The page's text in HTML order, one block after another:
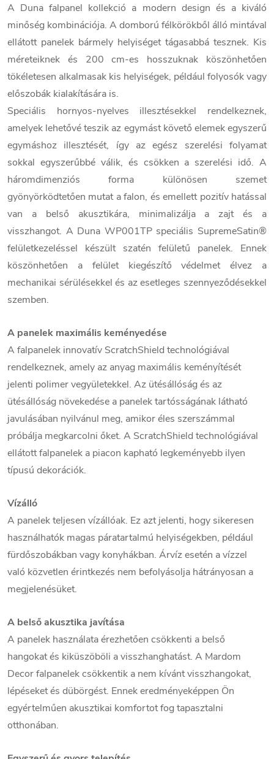
A Duna falpanel kollekció a modern design és a kiváló
minőség kombinációja. A domború félkörökből álló mintával
ellátott panelek bármely helyiséget tágasabbá tesznek. Kis
méreteiknek és 200 cm-es hosszuknak köszönhetően
tökéletesen alkalmasak kis helyiségek, például folyosók vagy
előszobák kialakítására is.
Speciális hornyos-nyelves illesztésekkel rendelkeznek,
amelyek lehetővé teszik az egymást követő elemek egyszerű
egymáshoz illesztését, így az egész szerelési folyamat
sokkal egyszerűbbé válik, és csökken a szerelési idő. A
háromdimenziós forma különösen szemet
gyönyörködtetően mutat a falon, és emellett pozitív hatással
van a belső akusztikára, minimalizálja a zajt és a
visszhangot. A Duna WP001TP speciális SupremeSatin®
felületkezeléssel készült szatén felületű panelek. Ennek
köszönhetően a felület kiegészítő védelmet élvez a
mechanikai sérülésekkel és az esetleges szennyeződésekkel
szemben.
A panelek maximális keményedése
A falpanelek innovatív ScratchShield technológiával
rendelkeznek, amely az anyag maximális keményítését
jelenti polimer vegyületekkel. Az ütésállóság és az
ütésállóság növekedése a panelek tartósságának látható
javulásában nyilvánul meg, amikor éles szerszámmal
próbálja megkarcolni őket. A ScratchShield technológiával
ellátott falpanelek a piacon kapható legkeményebb ilyen
típusú dekorációk.
Vízálló
A panelek teljesen vízállóak. Ez azt jelenti, hogy sikeresen
használhatók magas páratartalmú helyiségekben, például
fürdőszobákban vagy konyhákban. Árvíz esetén a vízzel
való közvetlen érintkezés nem befolyásolja hátrányosan a
megjelenésüket.
A belső akusztika javítása
A panelek használata érezhetően csökkenti a belső
hangokat és kiküszöböli a visszhanghatást. A Mardom
Decor falpanelek csökkentik a nem kívánt visszhangokat,
lépéseket és dübörgést. Ennek eredményeképpen Ön
egyértelműen akusztikai komfortot fog tapasztalni
otthonában.